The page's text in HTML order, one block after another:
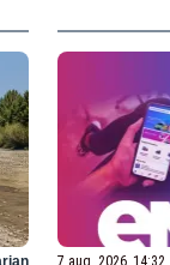
7 aug. 2026, 14:32